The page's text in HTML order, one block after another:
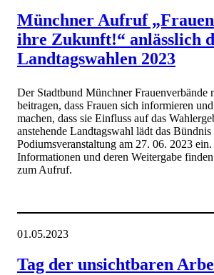
Münchner Aufruf
ihre Zukunft!“ anlässlich
Landtagswahlen 2023
Der Stadtbund Münchner Frauenverbände
beitragen, dass Frauen sich informieren
machen, dass sie Einfluss auf das
anstehende Landtagswahl lädt das Bündnis
Podiumsveranstaltung am 27. 06. 2023
Informationen und deren Weitergabe
zum Aufruf.
01.05.2023
Tag der unsichtbaren